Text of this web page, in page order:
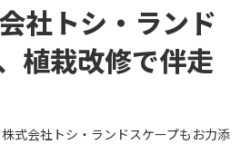
社トシ・ランド
植栽改修で伴走
式会社トシ・ランドスケープもお力添